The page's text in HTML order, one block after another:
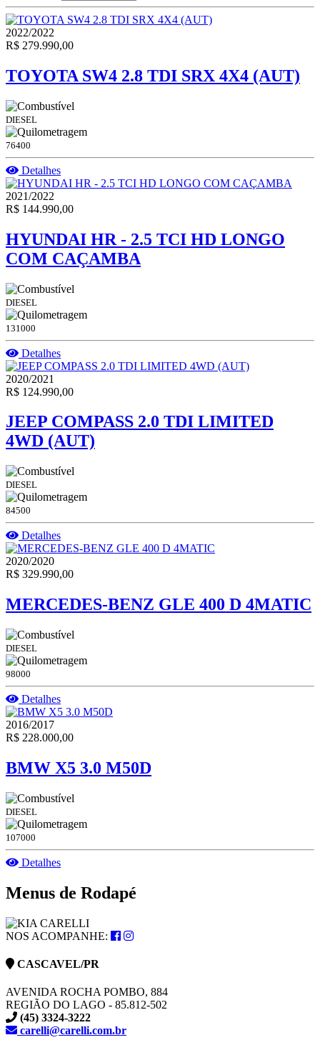
2022/2022
R$ 279.990,00
TOYOTA SW4 2.8 TDI SRX 4X4 (AUT)
DIESEL
76400
Detalhes
2021/2022
R$ 144.990,00
HYUNDAI HR - 2.5 TCI HD LONGO
COM CAÇAMBA
DIESEL
131000
Detalhes
2020/2021
R$ 124.990,00
JEEP COMPASS 2.0 TDI LIMITED
4WD (AUT)
DIESEL
84500
Detalhes
2020/2020
R$ 329.990,00
MERCEDES-BENZ GLE 400 D 4MATIC
DIESEL
98000
Detalhes
2016/2017
R$ 228.000,00
BMW X5 3.0 M50D
DIESEL
107000
Detalhes
Menus de Rodapé
NOS ACOMPANHE:
CASCAVEL/PR
AVENIDA ROCHA POMBO, 884
REGIÃO DO LAGO - 85.812-502
(45) 3324-3222
carelli@carelli.com.br